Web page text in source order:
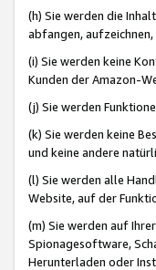
(h) Sie werden die
abfangen,
(i) Sie werden keine
Kunden der Amazon-
(j) Sie werden
(k) Sie werden keine
und keine andere
(l) Sie werden alle
Website, auf der
(m) Sie werden auf
Spionagesoftware,
Herunterladen oder